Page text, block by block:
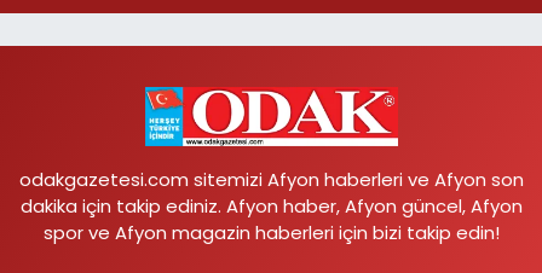
odakgazetesi.com sitemizi Afyon haberleri ve Afyon son
dakika için takip ediniz. Afyon haber, Afyon güncel, Afyon
spor ve Afyon magazin haberleri için bizi takip edin!